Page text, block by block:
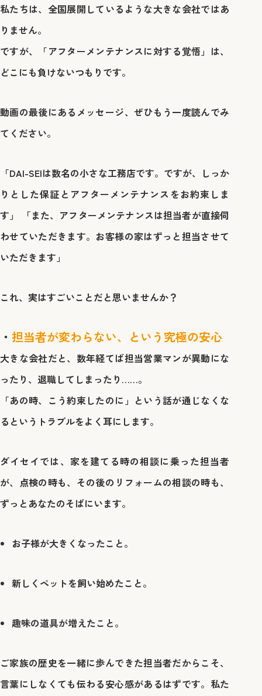
私たちは、全国展開しているような大きな会社ではあ
りません。
ですが、「アフターメンテナンスに対する覚悟」は、
どこにも負けないつもりです。
動画の最後にあるメッセージ、ぜひもう一度読んでみ
てください。
「DAI-SEIは数名の小さな工務店です。ですが、しっか
りとした保証とアフターメンテナンスをお約束しま
す」
「また、アフターメンテナンスは担当者が直接伺
わせていただきます。お客様の家はずっと担当させて
いただきます」
これ、実はすごいことだと思いませんか？
担当者が変わらない、という究極の安心
大きな会社だと、数年経てば担当営業マンが異動にな
ったり、退職してしまったり……。
「あの時、こう約束したのに」という話が通じなくな
るというトラブルをよく耳にします。
ダイセイでは、家を建てる時の相談に乗った担当者
が、点検の時も、その後のリフォームの相談の時も、
ずっとあなたのそばにいます。
お子様が大きくなったこと。
新しくペットを飼い始めたこと。
趣味の道具が増えたこと。
ご家族の歴史を一緒に歩んできた担当者だからこそ、
言葉にしなくても伝わる安心感があるはずです。私た